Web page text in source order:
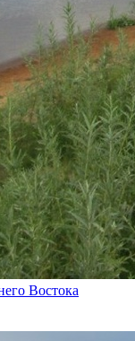
Востока